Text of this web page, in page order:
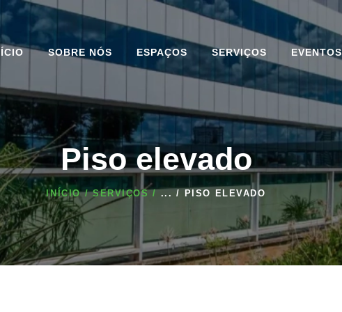
SOBRE NÓS ESPAÇOS SERVIÇOS EVENTOS
Piso elevado
INÍCIO SERVIÇOS ... PISO ELEVADO
INÍCIO
SOBRE NÓS
ESPAÇOS
SERVIÇOS
EVENTOS
BLOG DO CENTER
CONVENTION
COMPLEXO